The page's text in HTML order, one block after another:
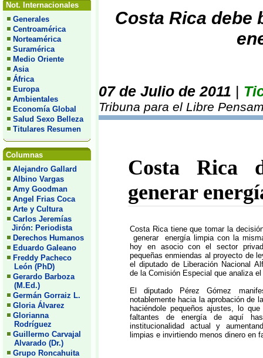
Not. Internacionales
Generales
Centroamérica
Norteamérica
Suramérica
Medio Oriente
Asia
África
Europa
Ambientales
Economía Global
Salud Sexo Belleza
Titulares Resumen
Columnas
Alejandro Gallard
Albino Vargas
Amy Goodman
Angel Frias Coca
Arte y Cultura
Carlos Jeremías
Jirón: Periodista
Derechos Humanos
Eduardo Galeano
Freddy Pacheco
León (PhD)
Gerardo Barboza
(M.Ed.)
Germán Gorraiz L.
Gloria Álvarez
Glorianna
Rodríguez
Guillermo Carvajal
Alvarado (Dr.)
Grupo Roncahuita
Costa Rica debe
07 de Julio de 2011 |
Tribuna para el Libre
Costa Rica
generar
Costa Rica tiene que tomar la
generar energía limpia con la
hoy en asocio con el sector
pequeñas enmiendas al proyecto de
el diputado de Liberación Nacional
de la Comisión Especial que analiza
El diputado Pérez Gómez
notablemente hacia la aprobación de
haciéndole pequeños ajustes, lo
faltantes de energía de aquí
institucionalidad actual y
limpias e invirtiendo menos dinero en